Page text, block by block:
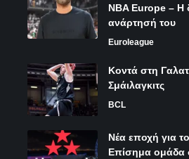
NBA Europe – Η
ανάρτησή του
Euroleague
Κοντά στη
Σμάιλαγκιτς
BCL
Νέα εποχή για
Επίσημα ομάδα